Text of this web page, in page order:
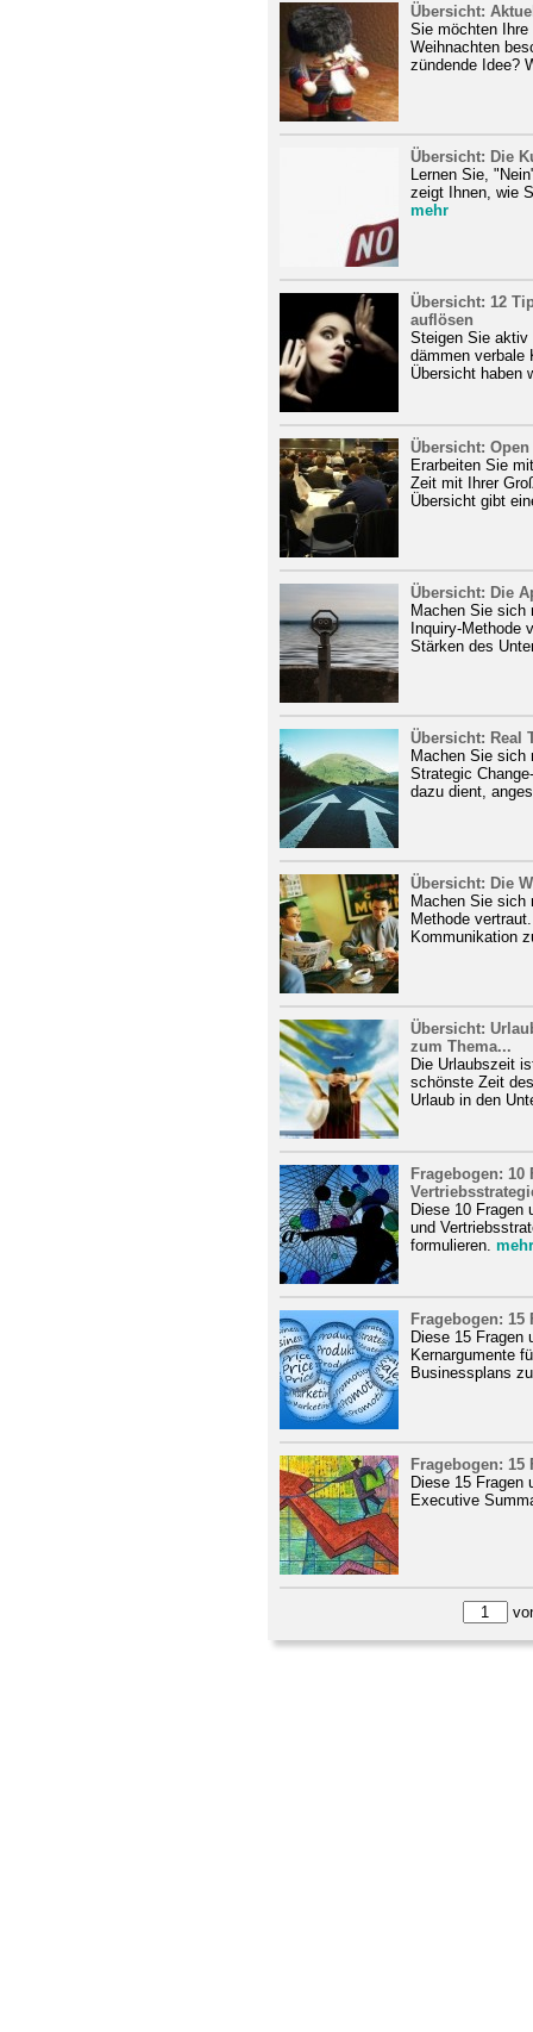
Übersicht:
Sie möchten
Weihnachten
zündende Idee?
Übersicht: Die
Lernen Sie,
zeigt Ihnen, wie
mehr
Übersicht: 12
auflösen
Steigen Sie aktiv
dämmen verbale
Übersicht haben
Übersicht:
Erarbeiten Sie
Zeit mit Ihrer
Übersicht gibt
Übersicht: Die
Machen Sie sich
Inquiry-Methode
Stärken des
Übersicht: Real
Machen Sie sich
Strategic
dazu dient,
Übersicht: Die
Machen Sie sich
Methode
Kommunikation
Übersicht:
zum Thema...
Die Urlaubszeit
schönste Zeit
Urlaub in den
Fragebogen: 10
Diese 10 Fragen
und
formulieren. mehr
Fragebogen: 15
Diese 15 Fragen
Kernargumente
Businessplans
Fragebogen: 15
Diese 15 Fragen
Executive